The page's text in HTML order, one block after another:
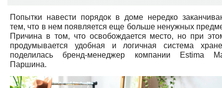
Попытки навести порядок в доме нередко
тем, что в нем появляется еще больше ненужных
Причина в том, что освобождается место, но при
продумывается удобная и логичная система
поделилась бренд-менеджер компании Estima
Паршина.